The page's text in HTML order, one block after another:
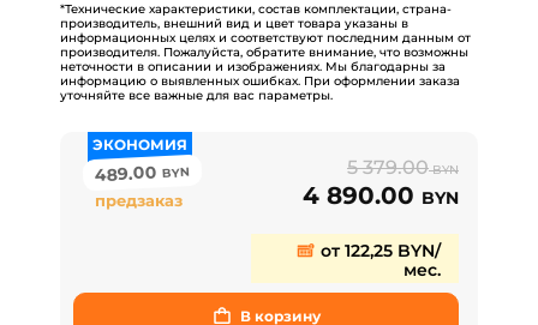
*Технические характеристики, состав комплектации, страна-
производитель, внешний вид и цвет товара указаны в
информационных целях и соответствуют последним данным от
производителя. Пожалуйста, обратите внимание, что возможны
неточности в описании и изображениях. Мы благодарны за
информацию о выявленных ошибках. При оформлении заказа
уточняйте все важные для вас параметры.
ЭКОНОМИЯ
489.00BYN
предзаказ
5 379.00BYN
4 890.00 BYN
от 122,25 BYN/
мес.
В корзину